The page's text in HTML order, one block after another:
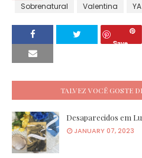
Sobrenatural
Valentina YA
Save
TALVEZ VOCÊ GOSTE
Desaparecidos em
JANUARY 07, 2023